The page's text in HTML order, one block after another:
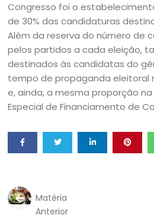
Congresso foi o
de 30% das candidaturas
Além da reserva do número de
pelos partidos a cada eleição,
destinados às candidatas do
tempo de propaganda eleitoral
e, ainda, a mesma proporção
Especial de Financiamento de
Matéria
Anterior